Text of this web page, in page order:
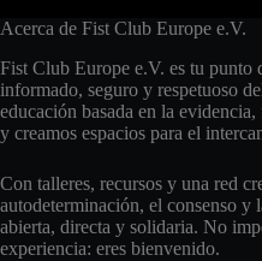
Acerca de Fist Club Europe e.V.
Fist Club Europe e.V. es tu punto
informado, seguro y respetuoso
educación basada en la
y creamos espacios para el
Con talleres, recursos y una red
autodeterminación, el consenso y
abierta, directa y solidaria. No
experiencia: eres bienvenido.